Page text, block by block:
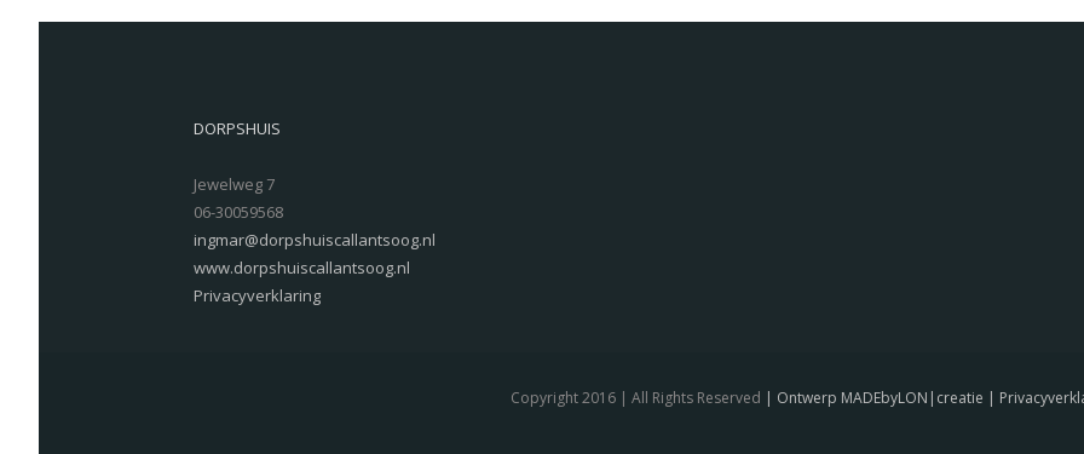
DORPSHUIS
Jewelweg 7
06-30059568
ingmar@dorpshuiscallantsoog.nl
www.dorpshuiscallantsoog.nl
Privacyverklaring
Copyright 2016 | All Rights Reserved | Ontwerp MADEbyLON|creatie |